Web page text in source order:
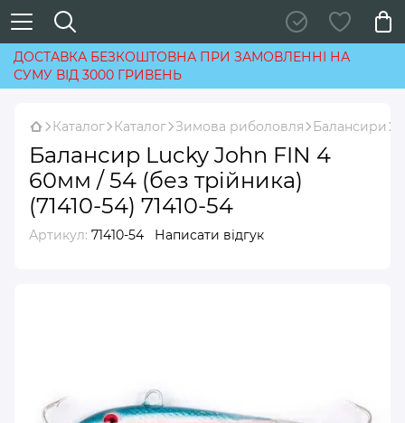
ДОСТАВКА БЕЗКОШТОВНА ПРИ ЗАМОВЛЕННІ НА
СУМУ ВІД 3000 ГРИВЕНЬ
Каталог Каталог Зимова риболовля Балансири
Балансир Lucky John FIN 4
60мм / 54 (без трійника)
(71410-54) 71410-54
Артикул: 71410-54 Написати відгук